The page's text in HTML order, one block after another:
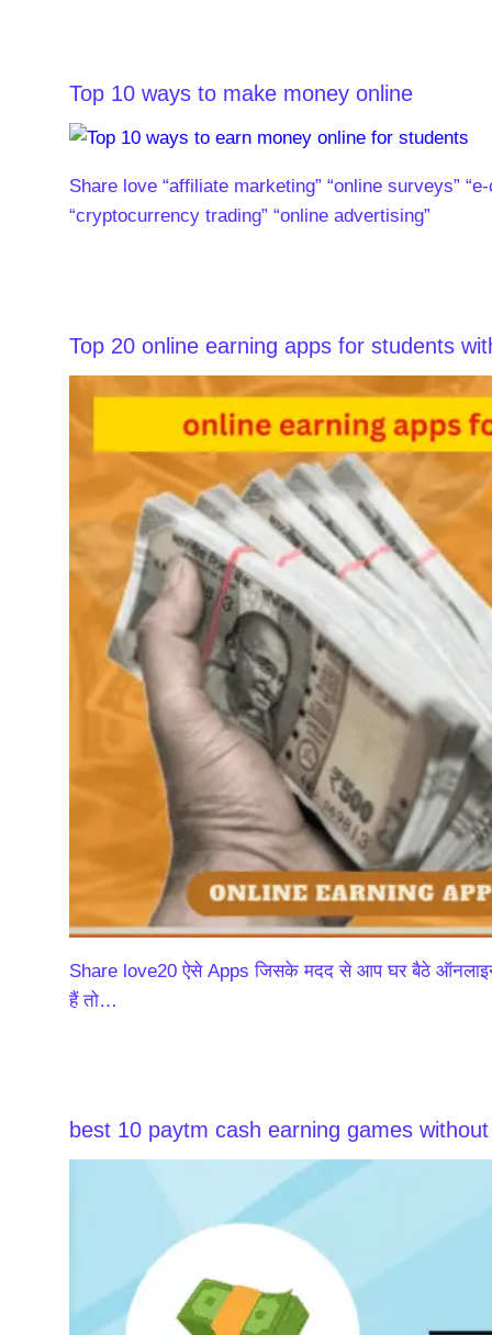
Top 10 ways to make money online
Share love “affiliate marketing” “online surveys”
“cryptocurrency trading” “online advertising”
Top 20 online earning apps for students
Share love20 ऐसे Apps जिसके मदद से आप घर बैठे
हैं तो…
best 10 paytm cash earning games